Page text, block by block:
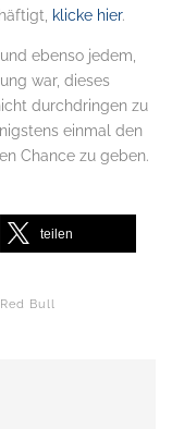
klicke hier.
ebenso jedem,
war, dieses
durchdringen zu
einmal den
Chance zu geben.
teilen
Red Bull